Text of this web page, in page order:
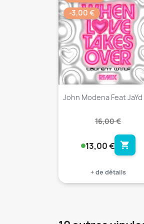
John Modena Feat JaYd
16,00 €
13,00 € shopping_cart
+ de détails
-3,00 €